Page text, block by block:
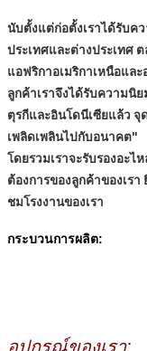
นับตั้งแต่ก่อตั้งเราได้รับค
ประเทศและต่างประเทศ ต
แอฟริกาอเมริกาเหนือแล
ลูกค้าเราจึงได้รับความนิ
ตุรกีและอินโดนีเซียแล้ว จุ
เพลิดเพลินไปกับอนาคต"
โดยรวมเราจะรับรองอะ
ต้องการของลูกค้าของเรา
ชมโรงงานของเรา
กระบวนการผลิต:
อุปกรณ์ของเรา: